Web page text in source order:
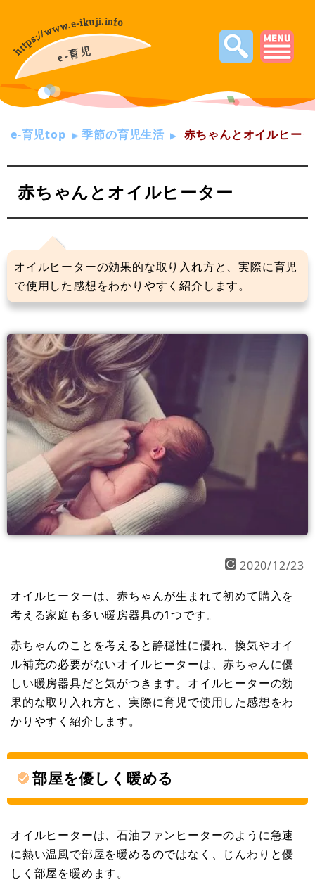
e-育児top 季節の育児生活 赤ちゃんとオイルヒー
赤ちゃんとオイルヒーター
オイルヒーターの効果的な取り入れ方と、実際に育児
で使用した感想をわかりやすく紹介します。
2020/12/23
オイルヒーターは、赤ちゃんが生まれて初めて購入を
考える家庭も多い暖房器具の1つです。
赤ちゃんのことを考えると静穏性に優れ、換気やオイ
ル補充の必要がないオイルヒーターは、赤ちゃんに優
しい暖房器具だと気がつきます。オイルヒーターの効
果的な取り入れ方と、実際に育児で使用した感想をわ
かりやすく紹介します。
部屋を優しく暖める
オイルヒーターは、石油ファンヒーターのように急速
に熱い温風で部屋を暖めるのではなく、じんわりと優
しく部屋を暖めます。